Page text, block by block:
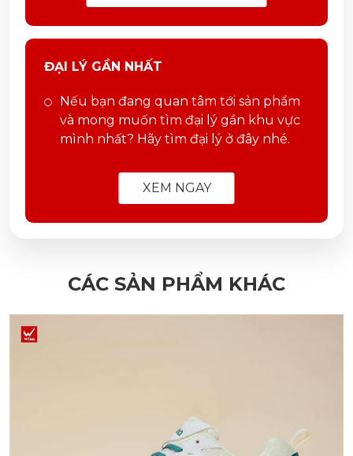
ĐẠI LÝ GẦN NHẤT
Nếu bạn đang quan tâm tới sản phẩm
và mong muốn tìm đại lý gần khu vực
mình nhất? Hãy tìm đại lý ở đây nhé.
XEM NGAY
CÁC SẢN PHẨM KHÁC